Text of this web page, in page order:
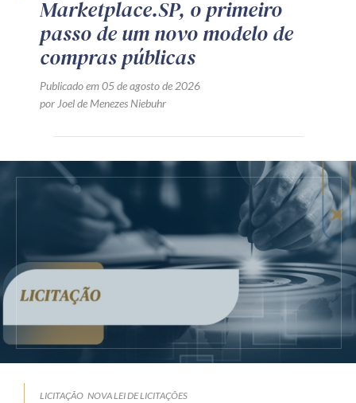
Marketplace.SP, o primeiro
passo de um novo modelo de
compras públicas
Publicado em 05 de agosto de 2026
por Joel de Menezes Niebuhr
LICITAÇÃO NOVA LEI DE LICITAÇÕES